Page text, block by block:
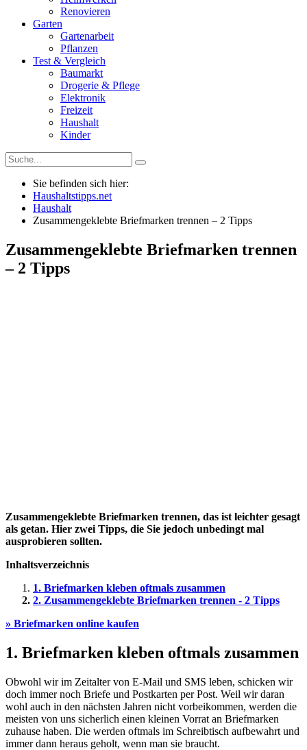
Renovieren
Garten
Gartenarbeit
Pflanzen
Test & Vergleich
Baumarkt
Drogerie & Pflege
Elektronik
Freizeit
Haushalt
Kinder
Sie befinden sich hier:
Haushaltstipps.net
Haushalt
Zusammengeklebte Briefmarken trennen – 2 Tipps
Zusammengeklebte Briefmarken trennen
– 2 Tipps
Zusammengeklebte Briefmarken trennen, das ist leichter gesagt
als getan. Hier zwei Tipps, die Sie jedoch unbedingt mal
ausprobieren sollten.
Inhaltsverzeichnis
1. Briefmarken kleben oftmals zusammen
2. Zusammengeklebte Briefmarken trennen - 2 Tipps
» Briefmarken online kaufen
1. Briefmarken kleben oftmals zusammen
Obwohl wir im Zeitalter von E-Mail und SMS leben, schicken wir
doch immer noch Briefe und Postkarten per Post. Weil wir daran
wohl auch in den nächsten Jahren nicht vorbeikommen, werden die
meisten von uns sicherlich einen kleinen Vorrat an Briefmarken
zuhause haben. Die werden oftmals im Schreibtisch aufbewahrt und
immer dann heraus geholt, wenn man sie braucht.